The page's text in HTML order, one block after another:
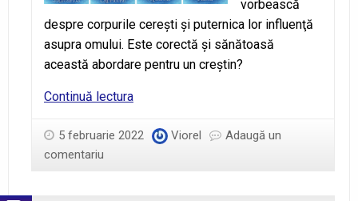
vorbească
despre corpurile cereşti şi puternica lor influenţă
asupra omului. Este corectă şi sănătoasă
această abordare pentru un creştin?
Continuă lecturaZodiacul,
şi
5 februarie 2022 Viorel
Adaugă un
comentariu